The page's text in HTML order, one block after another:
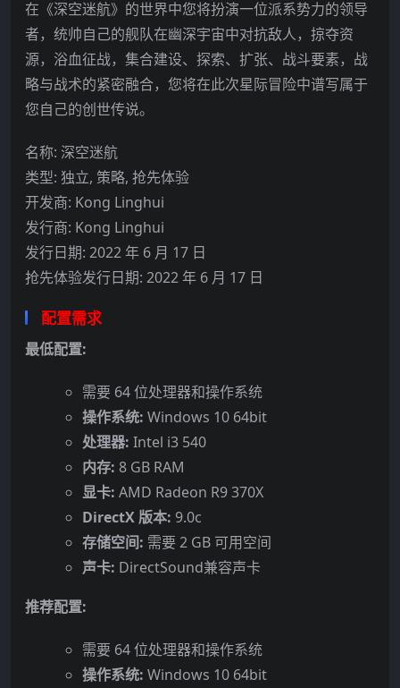
在《深空迷航》的世界中您将扮演一位派系势力的领导
者，统帅自己的舰队在幽深宇宙中对抗敌人，掠夺资
源，浴血征战，集合建设、探索、扩张、战斗要素，战
略与战术的紧密融合，您将在此次星际冒险中谱写属于
您自己的创世传说。
名称: 深空迷航
类型: 独立, 策略, 抢先体验
开发商: Kong Linghui
发行商: Kong Linghui
发行日期: 2022 年 6 月 17 日
抢先体验发行日期: 2022 年 6 月 17 日
配置需求
最低配置:
需要 64 位处理器和操作系统
操作系统: Windows 10 64bit
处理器: Intel i3 540
内存: 8 GB RAM
显卡: AMD Radeon R9 370X
DirectX 版本: 9.0c
存储空间: 需要 2 GB 可用空间
声卡: DirectSound兼容声卡
推荐配置:
需要 64 位处理器和操作系统
操作系统: Windows 10 64bit